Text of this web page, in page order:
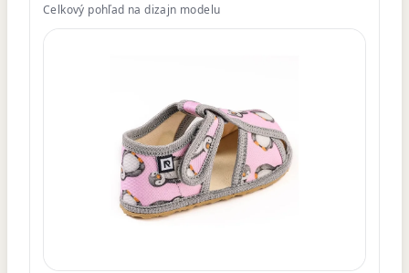
Celkový pohľad na dizajn modelu